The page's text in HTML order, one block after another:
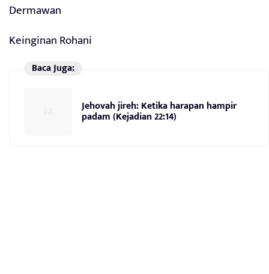
Dermawan
Keinginan Rohani
Baca Juga:
Jehovah jireh: Ketika harapan hampir
padam (Kejadian 22:14)